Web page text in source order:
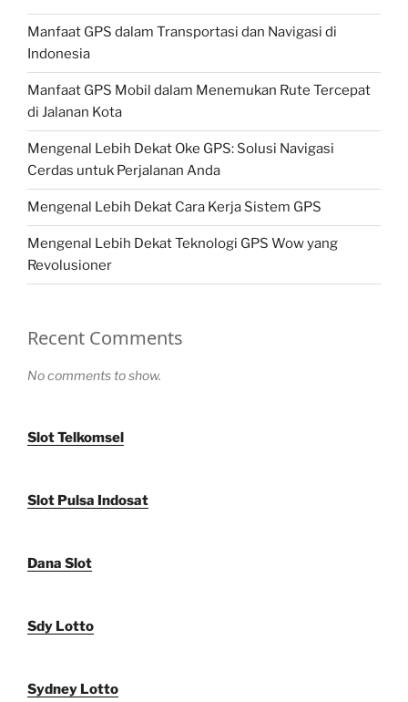
Manfaat GPS dalam Transportasi dan Navigasi di
Indonesia
Manfaat GPS Mobil dalam Menemukan Rute Tercepat
di Jalanan Kota
Mengenal Lebih Dekat Oke GPS: Solusi Navigasi
Cerdas untuk Perjalanan Anda
Mengenal Lebih Dekat Cara Kerja Sistem GPS
Mengenal Lebih Dekat Teknologi GPS Wow yang
Revolusioner
Recent Comments
No comments to show.
Slot Telkomsel
Slot Pulsa Indosat
Dana Slot
Sdy Lotto
Sydney Lotto